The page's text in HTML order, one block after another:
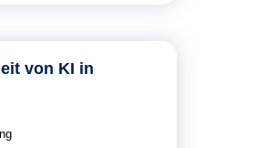
von KI in